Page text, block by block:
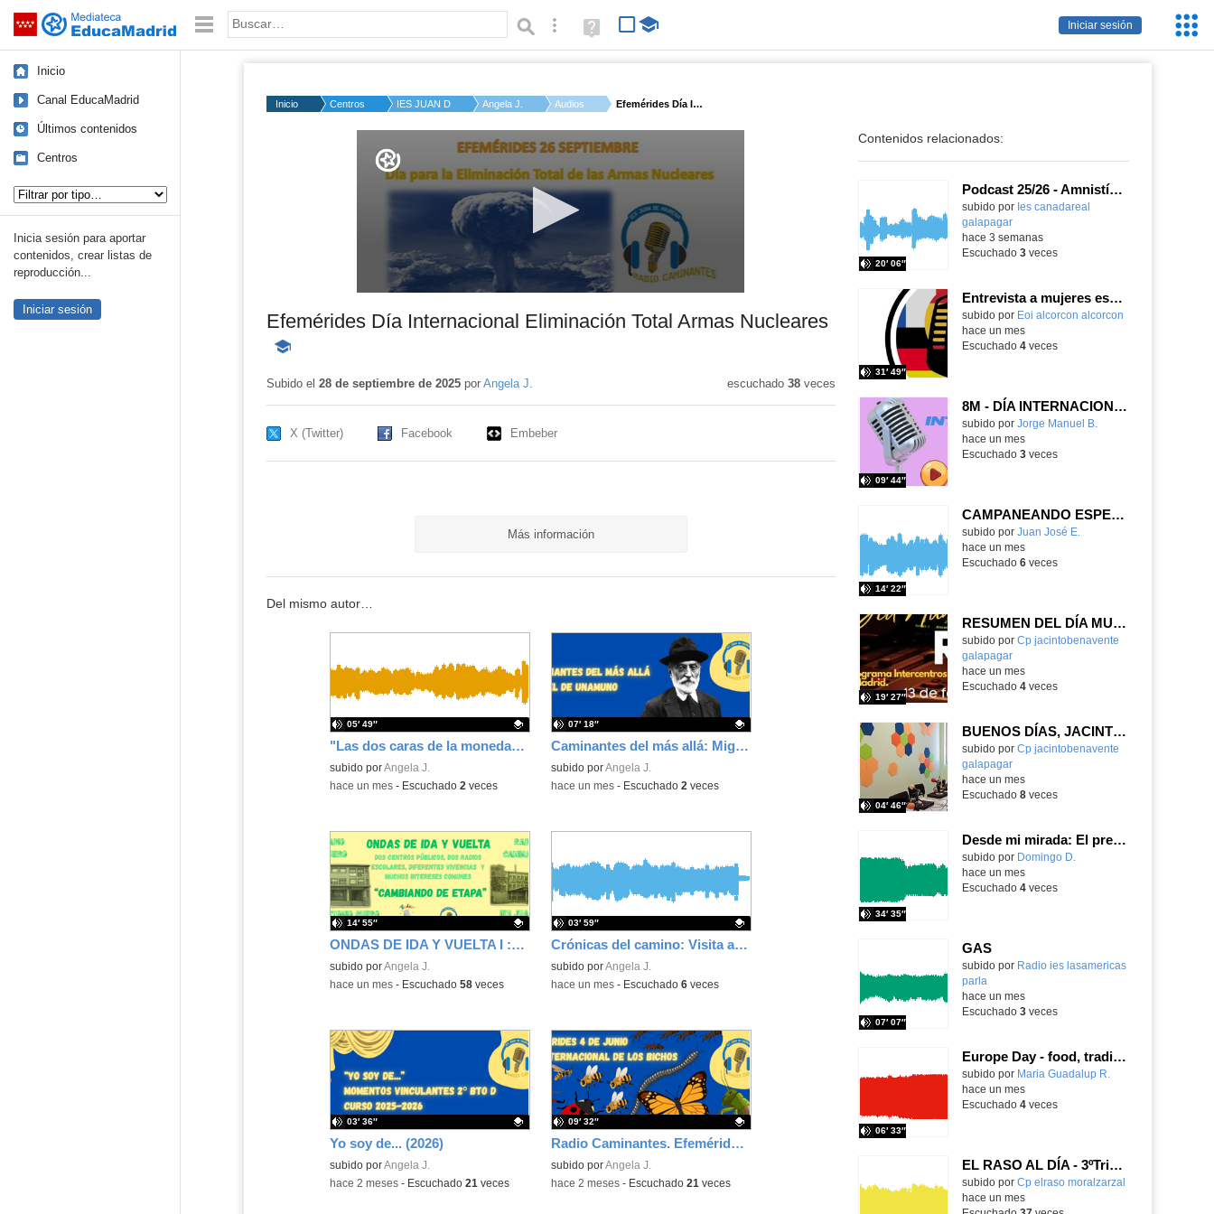
Saltar navegación
Iniciar sesión
Palabra o frase: Búsqueda avanzada
Ayuda
(en
Inicio
Canal EducaMadrid
Últimos contenidos
Centros
Inicia sesión para aportar
contenidos, crear listas de
reproducción...
Iniciar sesión
Inicio Centros IES JUAN DE MAIRENA
Angela J. Audios Efemérides Día Inter...
50%
Efemérides Día Internacional Eliminación Total Armas Nucleares
-
educativo
Subido el 28 de septiembre de 2025por Angela J. escuchado 38veces
X (Twitter) Facebook Embeber
Más información
Del mismo autor…
"Las dos caras de la moneda" e-twinning S.S. Reyes-Florencia
Contenido educativo.
subido porAngela J.
05′ 49″
-hace un mes- Escuchado 2 veces
Caminantes del más allá: Miguel de Unamuno
Contenido educativo.
subido porAngela J.
07′ 18″
-hace un mes- Escuchado 2 veces
ONDAS DE IDA Y VUELTA I :CEIP Antonio Buero Vallejo e IES Juan de Mairena
Contenido educativo.
subido porAngela J.
14′ 55″
-hace un mes- Escuchado 58veces
Crónicas del camino: Visita a la catedral de la Almudena 2º ESO
Contenido educativo.
subido porAngela J.
03′ 59″
-hace un mes- Escuchado 6veces
Yo soy de... (2026)
Contenido educativo.
subido porAngela J.
03′ 36″
-hace 2 meses- Escuchado 21 veces
Radio Caminantes. Efemérides 4 de junio: Día Internacional de los Bichos
Contenido educativo.
subido porAngela J.
09′ 32″
-hace 2 meses- Escuchado 21 veces
Contenidos relacionados:
Podcast 25/26 - Amnistía Internacional
subido por Ies canadareal
galapagar
20′ 06″
-
hace 3 semanas
Escuchado 3veces
Entrevista a mujeres escritoras "Asociación Cien Miradas", de Alcorcón
subido por Eoi alcorcon alcorcon
31′ 49″
hace un mes
Escuchado 4veces
8M - DÍA INTERNACIONAL DE LA MUJER
Contenido educativo.
subido por Jorge Manuel B.
09′ 44″
hace un mes
Escuchado 3veces
CAMPANEANDO ESPECIAL DÍA DEL LIBRO 2026
Contenido educativo.
subido por Juan José E.
14′ 22″
hace un mes
Escuchado 6veces
RESUMEN DEL DÍA MUNDIAL DE LA RADIO Y LA I.A. PROGRAMA COLABORATIVO
Contenido educativo.
subido por Cp jacintobenavente
galapagar
19′ 27″
-
hace un mes
Escuchado 4veces
BUENOS DÍAS, JACINTO BENAVENTE: viernes, 19 de junio de 2026
Contenido educativo.
subido por Cp jacintobenavente
galapagar
04′ 46″
-
hace un mes
Escuchado 8veces
Desde mi mirada: El presente y futuro del Aula TEA
Contenido educativo.
subido por Domingo D.
34′ 35″
hace un mes
Escuchado 4veces
GAS
Contenido educativo.
subido por Radio ies lasamericas
parla
07′ 07″
hace un mes
Escuchado 3veces
Europe Day - food, traditions and cultures
Contenido educativo.
subido por Maria Guadalup R.
06′ 33″
hace un mes
Escuchado 4veces
EL RASO AL DÍA - 3ºTrimestre - UN PROGRAMA VIRAL
Contenido educativo.
subido por Cp elraso moralzarzal
hace un mes